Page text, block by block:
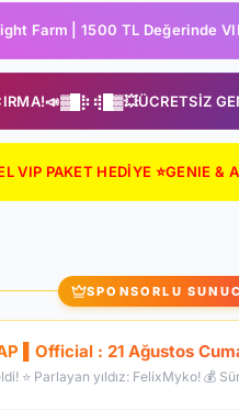
Farm | 1500 TL Değerinde
VIP PAKET HEDİYE ⭐GENIE
SPONSORLU